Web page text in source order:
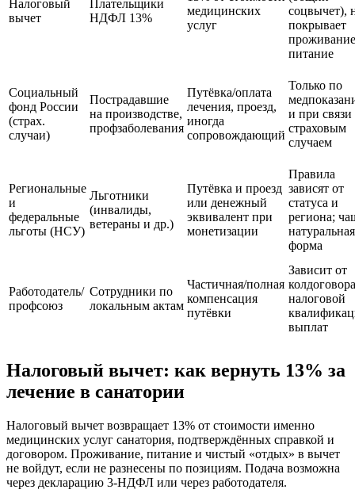
Налоговый
вычет
Плательщики
НДФЛ 13%
медицинских
услуг
соцвычет),
покрывает
питание
Социальный
фонд России
(страх.
случаи)
Пострадавшие
на производстве,
профзаболевания
Путёвка/оплата
лечения, проезд,
иногда
сопровождающий
Только по
и при связи
страховым
случаем
Региональные
и
федеральные
льготы (НСУ)
Льготники
(инвалиды,
ветераны и др.)
Путёвка и проезд
или денежный
эквивалент при
монетизации
Правила
зависят от
статуса и
региона;
натуральная
форма
Работодатель/
профсоюз
Сотрудники по
локальным актам
Частичная/полная
компенсация
путёвки
Зависит от
налоговой
выплат
Налоговый вычет: как вернуть 13% за
лечение в санатории
Налоговый вычет возвращает 13% от стоимости именно
медицинских услуг санатория, подтверждённых справкой и
договором. Проживание, питание и чистый «отдых» в вычет
не войдут, если не разнесены по позициям. Подача возможна
через декларацию 3‑НДФЛ или через работодателя.